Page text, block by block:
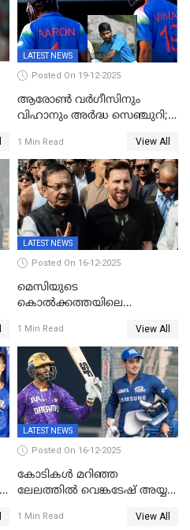
LATEST NEWS
Posted On 19-12-2025
ആരോൺ വർഗീസിനും
വിഹാനും അർദ്ധ സെഞ്ചുറി;
ഇന്ത്യ ഫൈനലിൽ
1 Min Read View All
LATEST NEWS
Posted On 16-12-2025
മെസിയുടെ
കൊൽക്കത്തയിലെ
സംഘർഷം: കായിക മന്ത്രി
അരൂപ് ബിശ്വാസ് രാജിവച്ചു
1 Min Read View All
LATEST NEWS
Posted On 16-12-2025
കോടികൾ മറിഞ്ഞ
ലേലത്തിൽ വെങ്കടേഷ് അയ്യര്‍
ബംഗളൂരുവില്‍; ക്വിന്റണ്‍ ഡി
1 Min Read View All